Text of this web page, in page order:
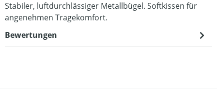
Stabiler, luftdurchlässiger Metallbügel. Softkissen für
angenehmen Tragekomfort.
Bewertungen